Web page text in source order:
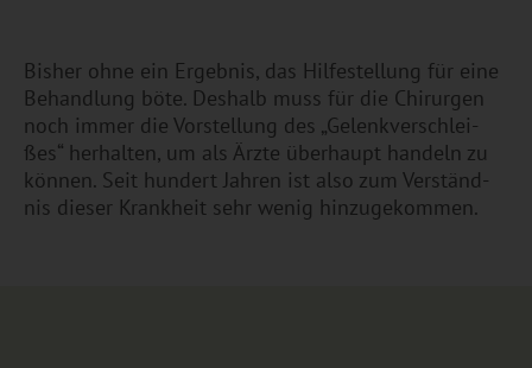
Bis­her ohne ein Er­geb­nis, das Hil­fe­stel­lung für eine
Be­hand­lung böte. Des­halb muss für die Chir­ur­gen
noch immer die Vor­stel­lung des „Ge­lenk­ver­schlei­
ßes“ her­hal­ten, um als Ärzte über­haupt han­deln zu
kön­nen. Seit hun­dert Jah­ren ist also zum Ver­ständ­
nis die­ser Krank­heit sehr wenig hin­zu­ge­kom­men.